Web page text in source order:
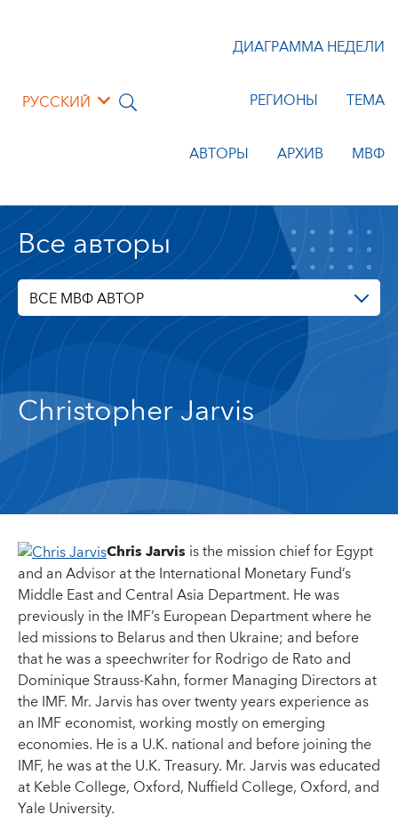
РУССКИЙ
ДИАГРАММА НЕДЕЛИ
РЕГИОНЫ ТЕМА
АВТОРЫ АРХИВ МВФ
Все авторы
ВСЕ МВФ АВТОР
Christopher Jarvis
Chris Jarvis is the mission chief for Egypt
and an Advisor at the International Monetary Fund’s
Middle East and Central Asia Department. He was
previously in the IMF’s European Department where he
led missions to Belarus and then Ukraine; and before
that he was a speechwriter for Rodrigo de Rato and
Dominique Strauss-Kahn, former Managing Directors at
the IMF. Mr. Jarvis has over twenty years experience as
an IMF economist, working mostly on emerging
economies. He is a U.K. national and before joining the
IMF, he was at the U.K. Treasury. Mr. Jarvis was educated
at Keble College, Oxford, Nuffield College, Oxford, and
Yale University.